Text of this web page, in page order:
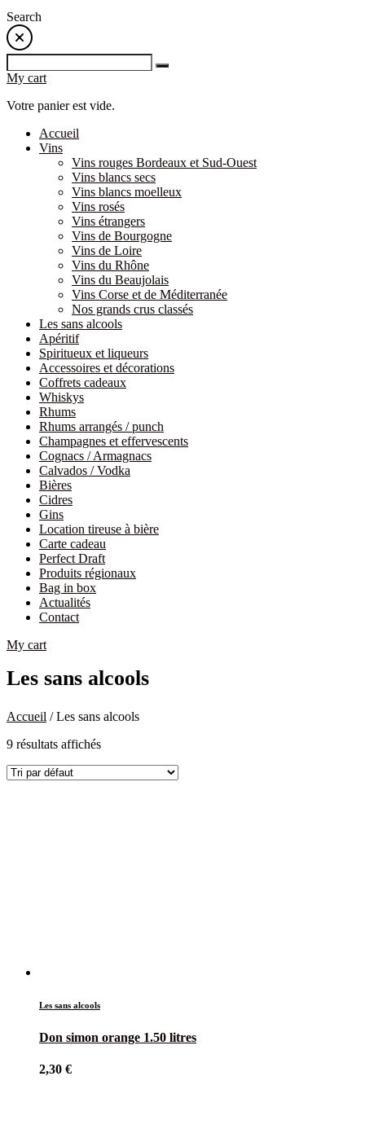
Search
My cart
Votre panier est vide.
Accueil
Vins
Vins rouges Bordeaux et Sud-Ouest
Vins blancs secs
Vins blancs moelleux
Vins rosés
Vins étrangers
Vins de Bourgogne
Vins de Loire
Vins du Rhône
Vins du Beaujolais
Vins Corse et de Méditerranée
Nos grands crus classés
Les sans alcools
Apéritif
Spiritueux et liqueurs
Accessoires et décorations
Coffrets cadeaux
Whiskys
Rhums
Rhums arrangés / punch
Champagnes et effervescents
Cognacs / Armagnacs
Calvados / Vodka
Bières
Cidres
Gins
Location tireuse à bière
Carte cadeau
Perfect Draft
Produits régionaux
Bag in box
Actualités
Contact
My cart
Les sans alcools
Accueil / Les sans alcools
9 résultats affichés
Les sans alcools
Don simon orange 1.50 litres
2,30 €